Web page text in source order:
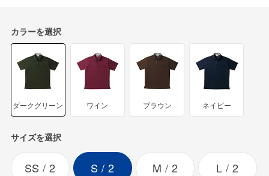
カラーを選択
ダークグリーン ワイン ブラウン ネイビー
サイズを選択
SS 2 S 2 M 2 L 2